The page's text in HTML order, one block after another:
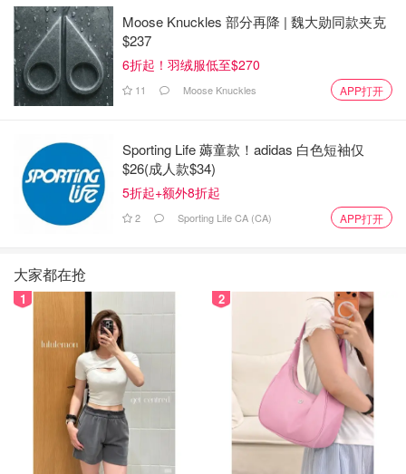
涉及到艺术哲理和生活哲理的精妙语句比比皆是，比如讲到
普罗米修斯的时候，她说：“米修斯”的意思是“思考者”、“智
慧之士”，但思考的时机不同，结果会大不一样。“普罗”是
“先于”“提前”的意思，所以普罗米修斯代表“有先见之明者”。
相对的是，埃庇则表示“之后”，所以埃庇米修斯这个名字有
瑕疵的时候，提出：“把任何事物都画得很美，反而会丧失
美的神髓”。这些都值得玩味！
这本书后半部分我看的比较慢，因为每看到一幅画作的讲析
法，现在计划着什么时候再把前面看一遍！而且打算再多找
一些她写的这一系列的书来读！有趣得紧！
宅家读书笔记
Moose Knuckles 部分再降 | 魏大勋同款夹克
$237
6折起！羽绒服低至$270
11 Moose Knuckles APP打开
Sporting Life 薅童款！adidas 白色短袖仅
$26(成人款$34)
5折起+额外8折起
2 Sporting Life CA (CA) APP打开
大家都在抢
1 2